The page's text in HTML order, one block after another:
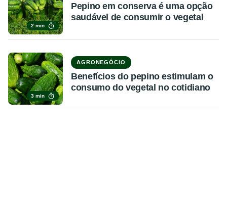
2 min
Pepino em conserva é uma opção
saudável de consumir o vegetal
3 min
AGRONEGÓCIO
Benefícios do pepino estimulam o
consumo do vegetal no cotidiano